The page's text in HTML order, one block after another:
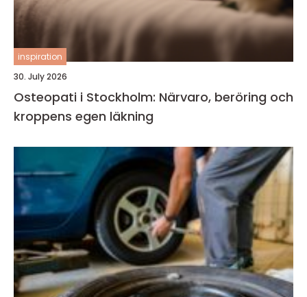
inspiration
30. July 2026
Osteopati i Stockholm: Närvaro, beröring och
kroppens egen läkning